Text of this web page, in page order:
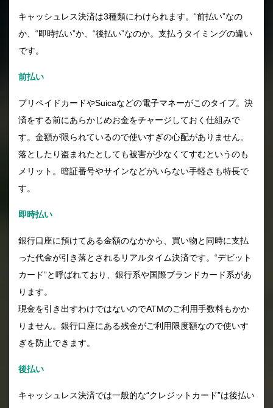
キャッシュレス決済は3種類にわけられます。“前払い”なの
か、“即時払い”か、“後払い”なのか。支払うタイミングの違い
です。
前払い
プリペイドカードやSuicaなどの電子マネーがこのタイプ。決
済をする前にあらかじめお金をチャージしておく仕組みで
す。金額が限られているので使いすぎの心配がありません。
落としたり盗まれたとしても被害が少なくてすむというのも
メリット。暗証番号やサインなどがいらない手軽さも特長で
す。
即時払い
銀行口座に預けてある金額のなかから、買い物と同時に支払
った代金が引き落とされるリアルタイム決済です。“デビット
カード”と呼ばれており、銀行系や国際ブランドカード系があ
ります。
現金を引き出すわけではないのでATMのご利用手数料もかか
りません。銀行口座にある残金がご利用限度額なので使いす
ぎを防止できます。
後払い
キャッシュレス決済では一般的な“クレジットカード”は後払い